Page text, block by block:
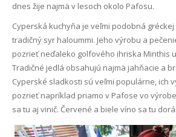
dnes žije najmä v lesoch okolo Pafosu.
Cyperská kuchyňa je veľmi podobná
tradičný syr haloummi. Jeho výrobu a
pozrieť neďaleko golfového ihriska Minthis
Tradičné jedlá obsahujú najmä jahňacie a
Cyperské sladkosti sú veľmi populárne, ich
pozrieť napríklad priamo v Pafose vo
sa tu aj vinič. Červené a biele víno sa tu